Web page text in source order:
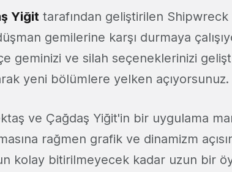
Yiğit tarafından geliştirilen
gemilerine karşı durmaya
geminizi ve silah seçeneklerinizi
yeni bölümlere yelken açıyorsunuz.
ve Çağdaş Yiğit'in bir uygulama
rağmen grafik ve dinamizm
kolay bitirilmeyecek kadar uzun bir